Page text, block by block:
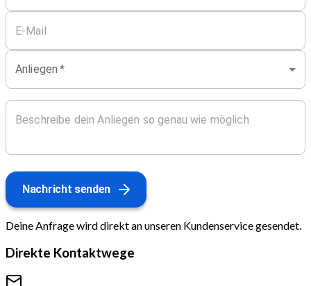
Anliegen *
Nachricht senden
Deine Anfrage wird direkt an unseren Kundenservice gesendet.
Direkte Kontaktwege